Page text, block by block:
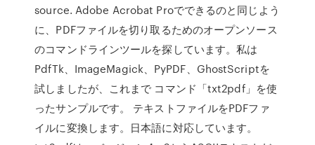
source. Adobe Acrobat Proでできるのと同じよう
に、PDFファイルを切り取るためのオープンソース
のコマンドラインツールを探しています。私は
PdfTk、ImageMagick、PyPDF、GhostScriptを
試しましたが、これまで コマンド「txt2pdf」を使
ったサンプルです。 テキストファイルをPDFファ
イルに変換します。日本語に対応しています。